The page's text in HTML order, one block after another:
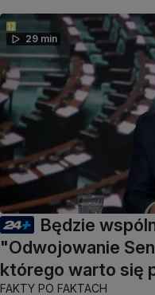
29 min
Będzie
"Odwojowanie
którego warto się
FAKTY PO FAKTACH